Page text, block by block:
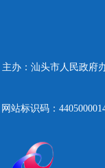
主办：汕头市人民政府
网站标识码：